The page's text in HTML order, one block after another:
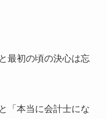
最初の頃の決心は忘
「本当に会計士にな